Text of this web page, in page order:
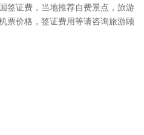
签证费，当地推荐自费景点，旅游
票价格，签证费用等请咨询旅游顾